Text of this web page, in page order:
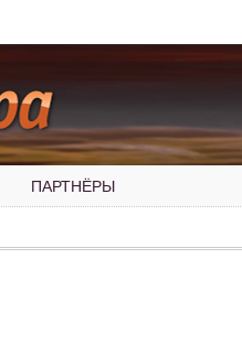
ПАРТНЁРЫ